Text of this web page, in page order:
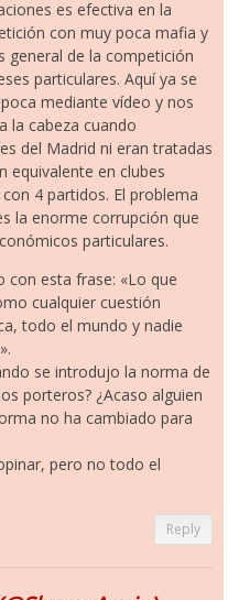
es efectiva en la
con muy poca mafia y
general de la competición
particulares. Aquí ya se
mediante vídeo y nos
la cabeza cuando
del Madrid ni eran tratadas
equivalente en clubes
4 partidos. El problema
la enorme corrupción que
particulares.
con esta frase: «Lo que
cualquier cuestión
todo el mundo y nadie
se introdujo la norma de
porteros? ¿Acaso alguien
no ha cambiado para
pero no todo el
Reply